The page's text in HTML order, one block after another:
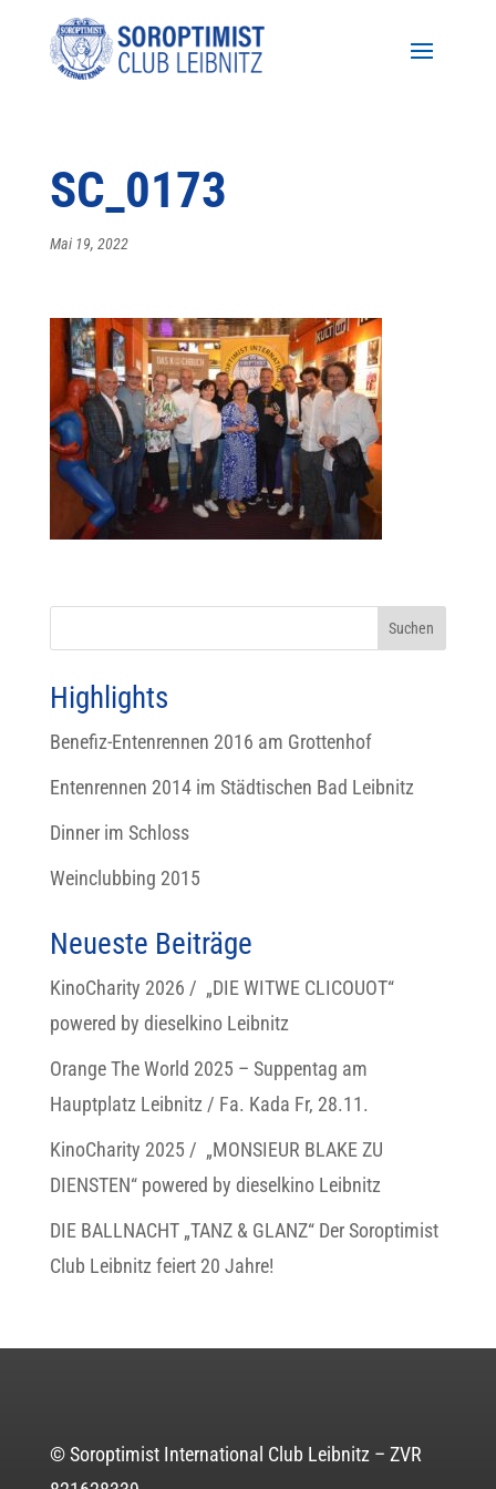
SC_0173
Mai 19, 2022
Highlights
Benefiz-Entenrennen 2016 am Grottenhof
Entenrennen 2014 im Städtischen Bad Leibnitz
Dinner im Schloss
Weinclubbing 2015
Neueste Beiträge
KinoCharity 2026 / „DIE WITWE CLICOUOT“
powered by dieselkino Leibnitz
Orange The World 2025 – Suppentag am
Hauptplatz Leibnitz / Fa. Kada Fr, 28.11.
KinoCharity 2025 / „MONSIEUR BLAKE ZU
DIENSTEN“ powered by dieselkino Leibnitz
DIE BALLNACHT „TANZ & GLANZ“ Der Soroptimist
Club Leibnitz feiert 20 Jahre!
© Soroptimist International Club Leibnitz – ZVR